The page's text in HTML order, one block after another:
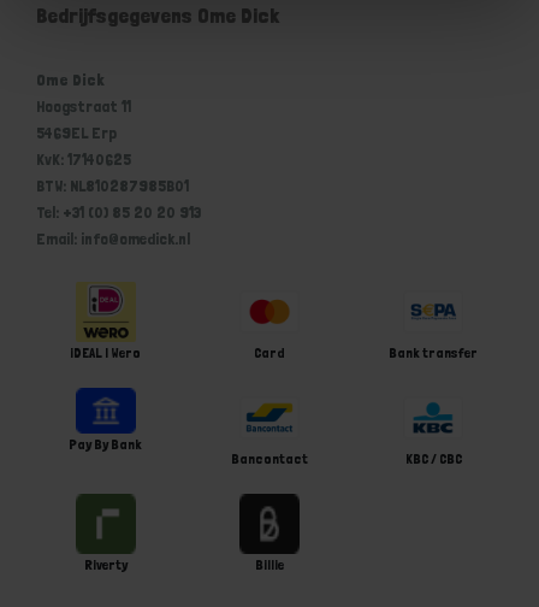
Bedrijfsgegevens Ome Dick
Ome Dick
Hoogstraat 11
5469EL Erp
KvK: 17140625
BTW: NL810287985B01
Tel: +31 (0) 85 20 20 913
Email: info@omedick.nl
iDEAL | Wero Card Bank transfer
Pay By Bank
Bancontact
KBC / CBC
Riverty Billie